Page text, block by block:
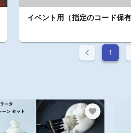
イベント用（指定のコード保
1